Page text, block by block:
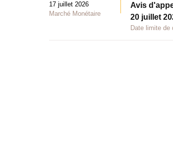
17 juillet 2026
Marché Monétaire
Avis
20 juillet
Date limite de